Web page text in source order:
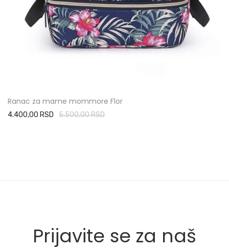
Ranac za mame mommore Flor
4.400,00 RSD 5.500,00 RSD
Prijavite se za naš